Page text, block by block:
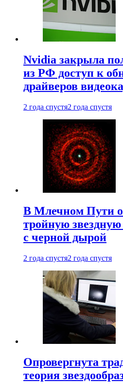
Nvidia закрыла
из РФ доступ к
драйверов
2 года спустя2 года спустя
В Млечном Пути
тройную звездную
с черной дырой
2 года спустя2 года спустя
Опровергнута
теория